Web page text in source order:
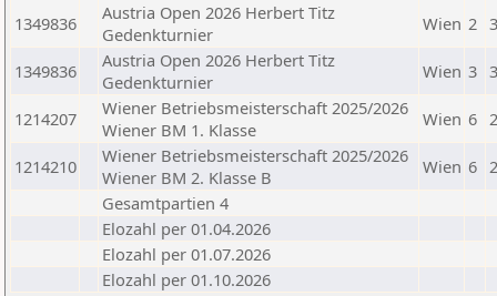
1349836
Austria Open 2026 Herbert Titz
Gedenkturnier
Wien 2
1349836
Austria Open 2026 Herbert Titz
Gedenkturnier
Wien 3
1214207
Wiener Betriebsmeisterschaft 2025/2026
Wiener BM 1. Klasse
Wien 6
1214210
Wiener Betriebsmeisterschaft 2025/2026
Wiener BM 2. Klasse B
Wien 6
Gesamtpartien 4
Elozahl per 01.04.2026
Elozahl per 01.07.2026
Elozahl per 01.10.2026